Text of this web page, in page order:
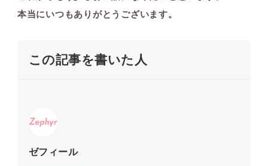
本当にいつもありがとうございます。
この記事を書いた人
ゼフィール